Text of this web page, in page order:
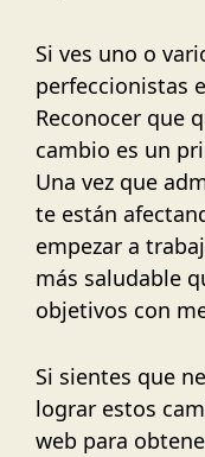
Si ves uno o
perfeccionistas
Reconocer que
cambio es un
Una vez que
te están
empezar a
más saludable
objetivos con
Si sientes que
lograr estos
web para